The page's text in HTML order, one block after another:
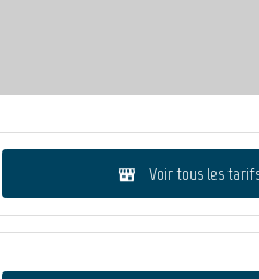
Voir tous les